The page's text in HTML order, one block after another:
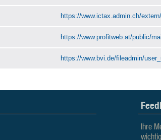
https://www.ictax.admin.ch/
https://www.profitweb.at/public/
https://www.bvi.de/fileadmin/
Ihre